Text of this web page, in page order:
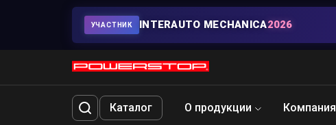
УЧАСТНИК INTERAUTO MECHANICA2026
Каталог О продукции Компания